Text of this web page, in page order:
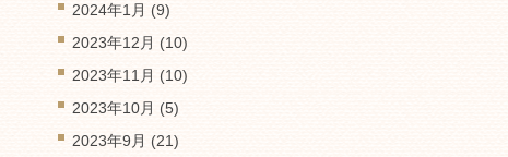
2024年1月 (9)
2023年12月 (10)
2023年11月 (10)
2023年10月 (5)
2023年9月 (21)